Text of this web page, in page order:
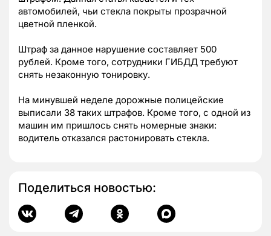
автомобилей, чьи стекла покрыты прозрачной
цветной пленкой.
Штраф за данное нарушение составляет 500
рублей. Кроме того, сотрудники ГИБДД требуют
снять незаконную тонировку.
На минувшей неделе дорожные полицейские
выписали 38 таких штрафов. Кроме того, с одной из
машин им пришлось снять номерные знаки:
водитель отказался растонировать стекла.
Поделиться новостью: